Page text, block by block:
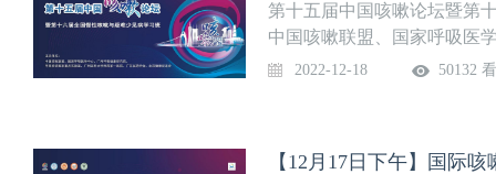
第十五届中国咳嗽论坛暨第
中国咳嗽联盟、国家呼吸医
室、广州医科大学附属第一
2022-12-18 50132
【12月17日下午】国际